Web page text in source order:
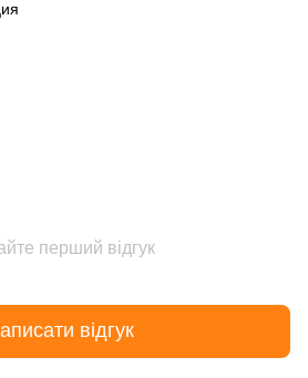
перший відгук
відгук